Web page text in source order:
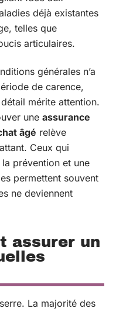
déjà existantes
telles que
articulaires.
générales n’a
de carence,
mérite attention.
une assurance
âgé relève
Ceux qui
prévention et une
permettent souvent
ne deviennent
assurer un
La majorité des